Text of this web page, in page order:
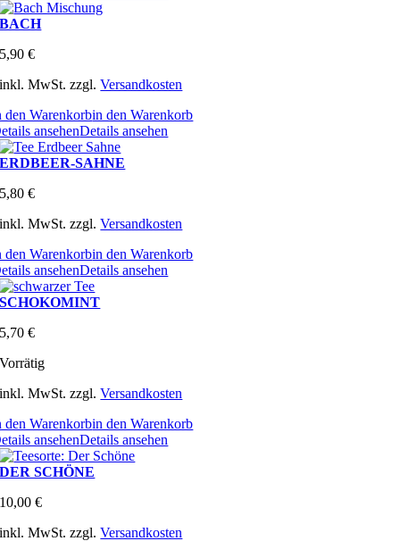
BACH
5,90€
inkl. MwSt. zzgl.Versandkosten
den Warenkorbin den Warenkorb
ansehenDetails ansehen
ERDBEER-SAHNE
5,80€
inkl. MwSt. zzgl.Versandkosten
den Warenkorbin den Warenkorb
ansehenDetails ansehen
SCHOKOMINT
5,70€
Vorrätig
inkl. MwSt. zzgl.Versandkosten
den Warenkorbin den Warenkorb
ansehenDetails ansehen
DER SCHÖNE
10,00€
inkl. MwSt. zzgl.Versandkosten